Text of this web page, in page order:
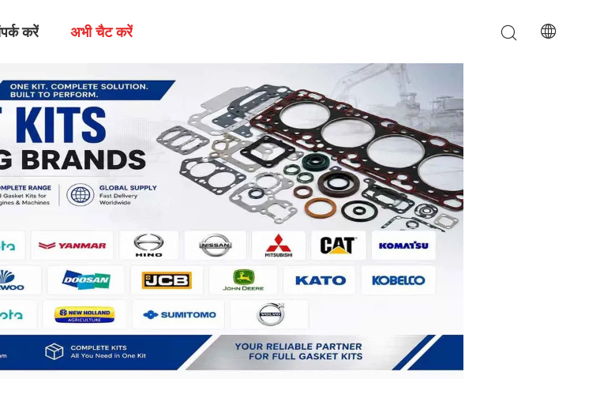
करें अभी चैट करें